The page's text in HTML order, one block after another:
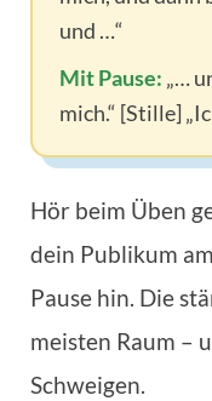
und …“
Mit Pause: „…
mich.“ [Stille]
Hör beim Üben
dein Publikum
Pause hin. Die
meisten Raum –
Schweigen.